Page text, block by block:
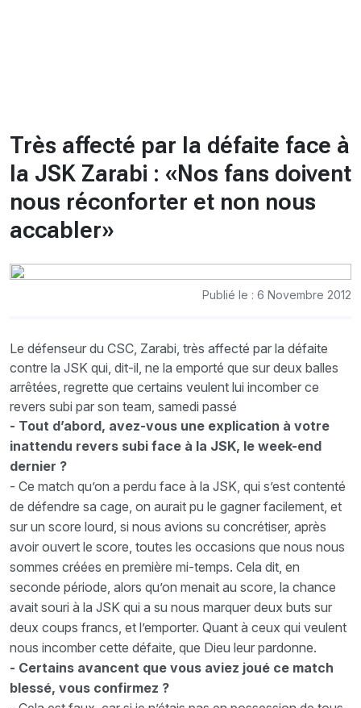
Très affecté par la défaite face à
la JSK Zarabi : «Nos fans doivent
nous réconforter et non nous
accabler»
Publié le : 6 Novembre 2012
Le défenseur du CSC, Zarabi, très affecté par la défaite
contre la JSK qui, dit-il, ne la emporté que sur deux balles
arrêtées, regrette que certains veulent lui incomber ce
revers subi par son team, samedi passé
- Tout d’abord, avez-vous une explication à votre
inattendu revers subi face à la JSK, le week-end
dernier ?
- Ce match qu’on a perdu face à la JSK, qui s’est contenté
de défendre sa cage, on aurait pu le gagner facilement, et
sur un score lourd, si nous avions su concrétiser, après
avoir ouvert le score, toutes les occasions que nous nous
sommes créées en première mi-temps. Cela dit, en
seconde période, alors qu’on menait au score, la chance
avait souri à la JSK qui a su nous marquer deux buts sur
deux coups francs, et l’emporter. Quant à ceux qui veulent
nous incomber cette défaite, que Dieu leur pardonne.
- Certains avancent que vous aviez joué ce match
blessé, vous confirmez ?